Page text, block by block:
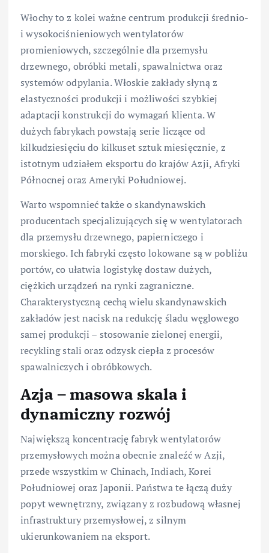
Włochy to z kolei ważne centrum produkcji średnio-
i wysokociśnieniowych wentylatorów
promieniowych, szczególnie dla przemysłu
drzewnego, obróbki metali, spawalnictwa oraz
systemów odpylania. Włoskie zakłady słyną z
elastyczności produkcji i możliwości szybkiej
adaptacji konstrukcji do wymagań klienta. W
dużych fabrykach powstają serie liczące od
kilkudziesięciu do kilkuset sztuk miesięcznie, z
istotnym udziałem eksportu do krajów Azji, Afryki
Północnej oraz Ameryki Południowej.
Warto wspomnieć także o skandynawskich
producentach specjalizujących się w wentylatorach
dla przemysłu drzewnego, papierniczego i
morskiego. Ich fabryki często lokowane są w pobliżu
portów, co ułatwia logistykę dostaw dużych,
ciężkich urządzeń na rynki zagraniczne.
Charakterystyczną cechą wielu skandynawskich
zakładów jest nacisk na redukcję śladu węglowego
samej produkcji – stosowanie zielonej energii,
recykling stali oraz odzysk ciepła z procesów
spawalniczych i obróbkowych.
Azja – masowa skala i
dynamiczny rozwój
Największą koncentrację fabryk wentylatorów
przemysłowych można obecnie znaleźć w Azji,
przede wszystkim w Chinach, Indiach, Korei
Południowej oraz Japonii. Państwa te łączą duży
popyt wewnętrzny, związany z rozbudową własnej
infrastruktury przemysłowej, z silnym
ukierunkowaniem na eksport.